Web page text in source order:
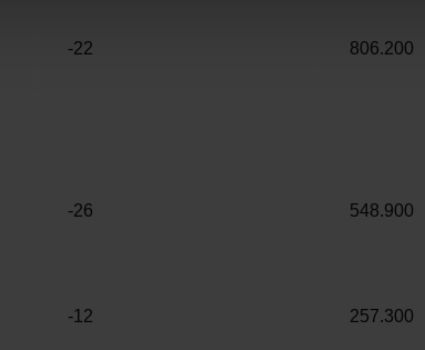
-22 806.200
-26 548.900
-12 257.300